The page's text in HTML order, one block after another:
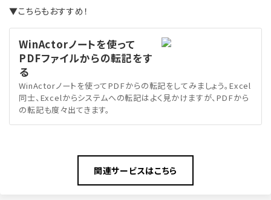
▼こちらもおすすめ！
WinActorノートを使って
PDFファイルからの転記をす
る
WinActorノートを使ってPDFからの転記をしてみましょう。Excel
同士、Excelからシステムへの転記はよく見かけますが、PDFから
の転記も度々出てきます。
関連サービスはこちら